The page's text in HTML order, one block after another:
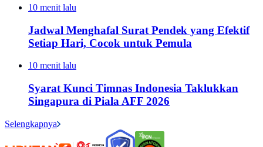
10 menit lalu
Jadwal Menghafal Surat Pendek yang Efektif
Setiap Hari, Cocok untuk Pemula
10 menit lalu
Syarat Kunci Timnas Indonesia Taklukkan
Singapura di Piala AFF 2026
Selengkapnya